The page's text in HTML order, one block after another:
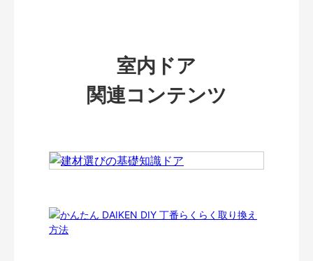
室内ドア
関連コンテンツ